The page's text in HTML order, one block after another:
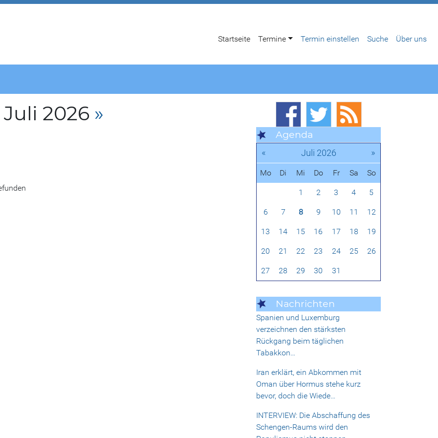
Startseite Termine Termin einstellen Suche Über uns
2026 »
Agenda
« Juli 2026 »
Mo Di Mi Do Fr Sa So
1 2 3 4 5
6 7 8 9 10 11 12
13 14 15 16 17 18 19
20 21 22 23 24 25 26
27 28 29 30 31
Nachrichten
Spanien und Luxemburg
verzeichnen den stärksten
Rückgang beim täglichen
Tabakkon…
Iran erklärt, ein Abkommen mit
Oman über Hormus stehe kurz
bevor, doch die Wiede…
INTERVIEW: Die Abschaffung des
Schengen-Raums wird den